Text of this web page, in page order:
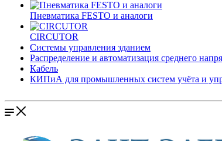
Пневматика FESTO и аналоги
CIRCUTOR
Системы управления зданием
Распределение и автоматизация среднего
Кабель
КИПиА для промышленных систем учёта и